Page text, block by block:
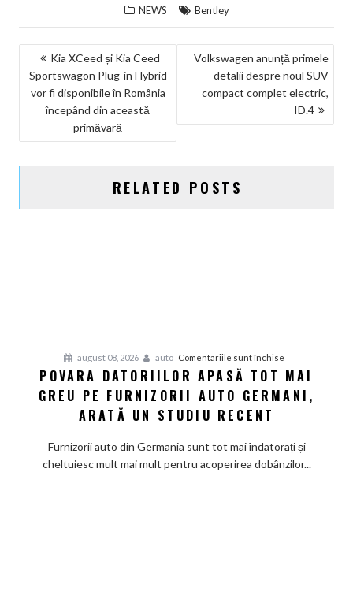
NEWS Bentley
NAVIGARE
ÎN
ARTICOLE
Kia XCeed și Kia Ceed
Sportswagon Plug-in Hybrid
vor fi disponibile în România
începând din această
primăvară
Volkswagen anunță primele
detalii despre noul SUV
compact complet electric,
ID.4
RELATED POSTS
august 08, 2026 auto Comentariile sunt închise
Povara
datoriilor
mai
greu
POVARA DATORIILOR APASĂ TOT MAI
GREU PE FURNIZORII AUTO GERMANI,
ARATĂ UN STUDIU RECENT
Furnizorii auto din Germania sunt tot mai îndatorați și
cheltuiesc mult mai mult pentru acoperirea dobânzilor...